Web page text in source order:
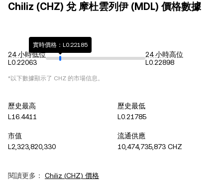
Chiliz (CHZ) 兌 摩杜雲列伊 (MDL) 價格數據
24 小時低位
L0.22063
實時價格：L0.22185
24 小時高位
L0.22898
*以下數據顯示了 CHZ 的市場信息。
歷史最高
L16.4411
歷史最低
L0.21785
市值
L2,323,820,330
流通供應
10,474,735,873 CHZ
閱讀更多： Chiliz (CHZ) 價格